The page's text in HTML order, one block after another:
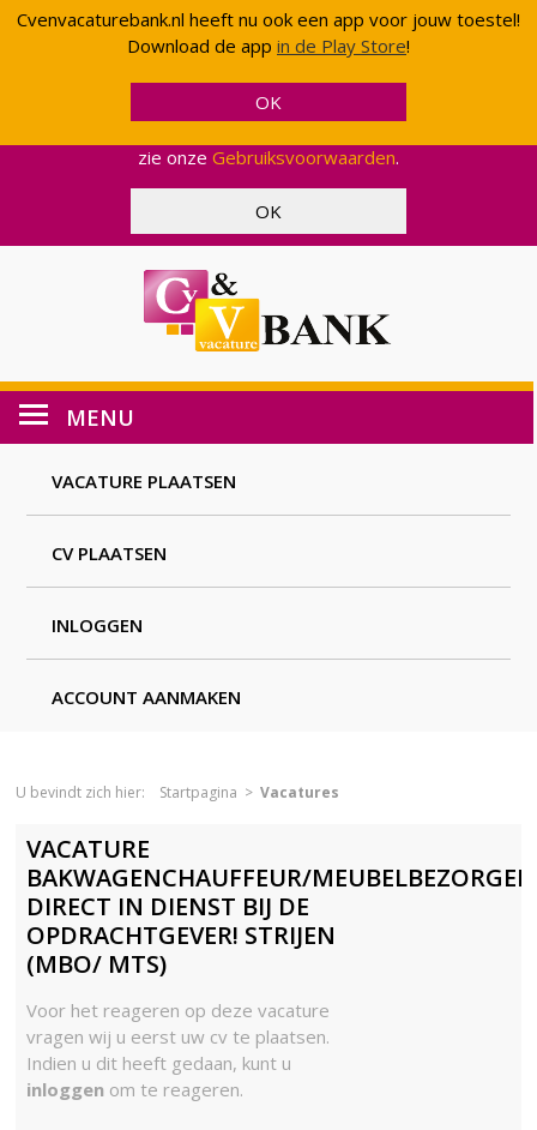
Cvenvacaturebank.nl heeft nu ook een app voor jouw toestel!
Download de app in de Play Store!
Cvenvacaturebank.nl gebruikt cookies en scripts van
Google om uw gebruik van onze website geanonimiseerd
te analyseren. Op deze manier kunnen wij functionaliteit
en effectiviteit aanpassen, zodat wij u een zo optimaal
zie onze Gebruiksvoorwaarden.
MENU
VACATURE PLAATSEN
CV PLAATSEN
INLOGGEN
ACCOUNT AANMAKEN
U bevindt zich hier: Startpagina >Vacatures
VACATURE
BAKWAGENCHAUFFEUR/MEUBELBEZORGER
DIRECT IN DIENST BIJ DE
OPDRACHTGEVER! STRIJEN
(MBO/ MTS)
Voor het reageren op deze vacature
vragen wij u eerst uw cv te plaatsen.
Indien u dit heeft gedaan, kunt u
inloggen om te reageren.